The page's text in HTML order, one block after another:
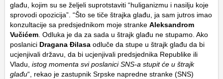
glađu, kojim su se željeli suprotstaviti “huliganizmu i nasilju koje
sprovodi opozicija”. “Što se tiče štrajka glađu, ja sam jutros imao
konzultacije sa predsjednikom moje stranke Aleksandrom
Vučićem . Odluka je da za sada u štrajk glađu ne stupamo. Ako
poslanici Dragana Đilasa odluče da stupe u štrajk glađu da bi
ucjenjivali državu, da bi ucjenjivali predsjednika Republike ili
Vladu, istog momenta svi poslanici SNS-a stupit će u štrajk
glađu“, rekao je zastupnik Srpske napredne stranke (SNS)